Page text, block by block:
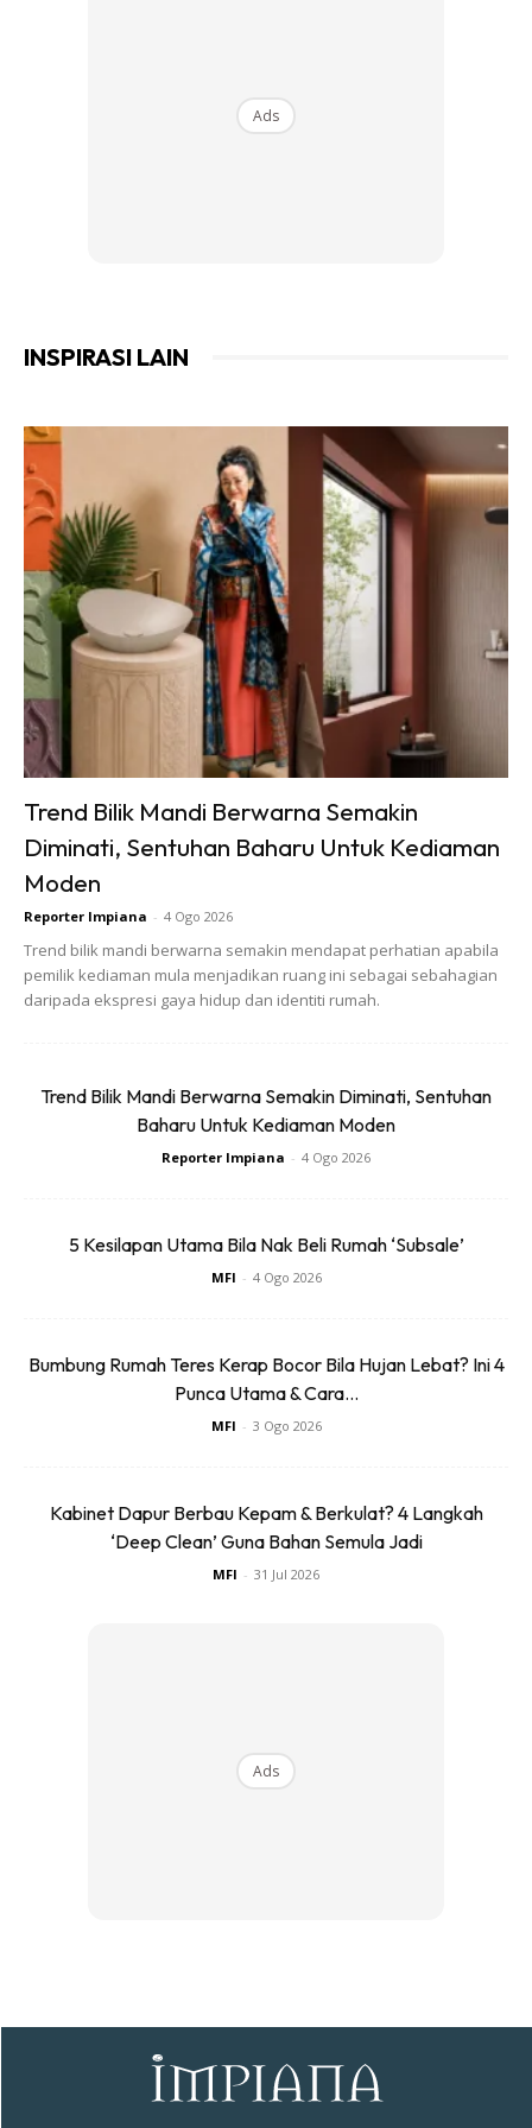
Langkah #3 Taburkan Serbuk
boleh gunakan serbuk soda ini
dengan menaburkan ia di
kawasan tilam yang terkena air
kencing selepas proses mencuci
tadi.
Biarkan ia selama beberapa jam, atau maksimum
semalaman supaya ia serap segala bau dan
meneutralkannya semula.
Langkah #4Keringkan
Keringkan tilam dengan memasang
kipas angin, Buka langsir jika perlu
supaya membolehkan cahaya
matahari masuk. Boleh
(aircond) untuk tujuan mengeringkan
kawasan tilam yang masih lebab.
sebelum ini.
Jika masih terdapat sedikit bau yang
kurang menyenangkan, gunakan
kencing tadi walaupun telah dicuci dan hilang baunya, boleh
ikut cara ini pula
Ads
INSPIRASI LAIN
Trend Bilik Mandi Berwarna Semakin
Diminati, Sentuhan Baharu Untuk Kediaman
Moden
Reporter Impiana - 4 Ogo 2026
Trend bilik mandi berwarna semakin mendapat perhatian apabila
pemilik kediaman mula menjadikan ruang ini sebagai sebahagian
daripada ekspresi gaya hidup dan identiti rumah.
Trend Bilik Mandi Berwarna Semakin Diminati, Sentuhan
Baharu Untuk Kediaman Moden
Reporter Impiana - 4 Ogo 2026
5 Kesilapan Utama Bila Nak Beli Rumah ‘Subsale’
MFI - 4 Ogo 2026
Bumbung Rumah Teres Kerap Bocor Bila Hujan Lebat? Ini 4
Punca Utama & Cara...
MFI - 3 Ogo 2026
Kabinet Dapur Berbau Kepam & Berkulat? 4 Langkah
‘Deep Clean’ Guna Bahan Semula Jadi
MFI - 31 Jul 2026
Ads